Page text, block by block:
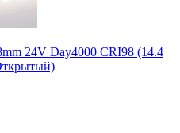
24V Day4000 CRI98 (14.4